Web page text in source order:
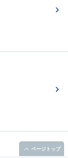
ページトップ